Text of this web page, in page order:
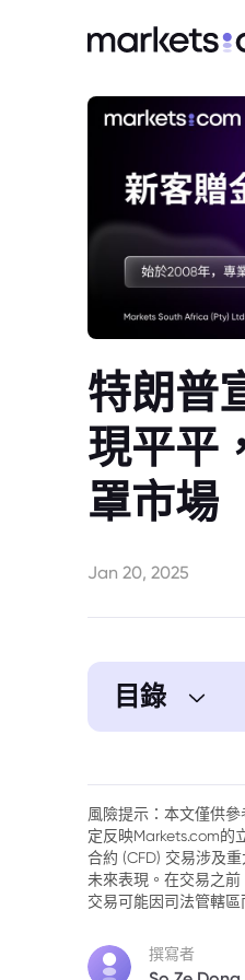
特朗普
現平平
罩市場
Jan 20, 2025
目錄
3. 市場表現亮
4. 特朗普宣布
風險提示：本文僅供
定反映Markets.com的
合約 (CFD) 交易涉及
未來表現。在交易之
交易可能因司法管轄區
撰寫者